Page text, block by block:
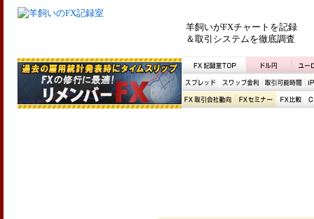
羊飼いがFXチャートを記録
＆取引システムを徹底調査